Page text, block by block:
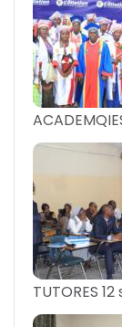
TUTORES